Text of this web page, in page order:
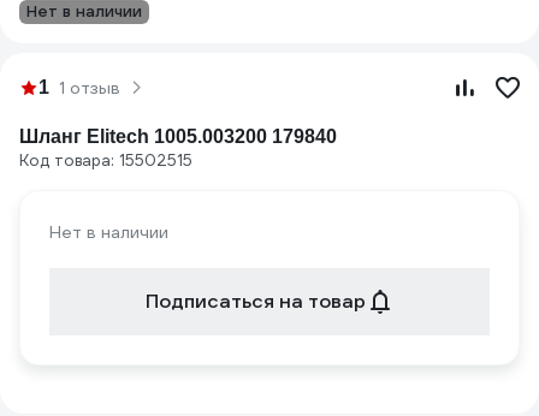
Нет в наличии
1 1 отзыв
Шланг Elitech 1005.003200 179840
Код товара: 15502515
Нет в наличии
Подписаться на товар